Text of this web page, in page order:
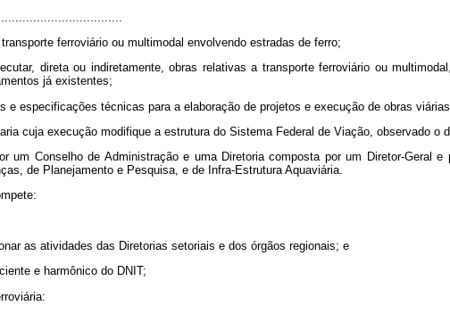
ferroviário ou multimodal envolvendo estradas de ferro;
direta ou indiretamente, obras relativas a transporte ferroviário ou
já existentes;
e especificações técnicas para a elaboração de projetos e execução de obras
cuja execução modifique a estrutura do Sistema Federal de Viação, observado o
um Conselho de Administração e uma Diretoria composta por um Diretor-Geral
de Planejamento e Pesquisa, e de Infra-Estrutura Aquaviária.
as atividades das Diretorias setoriais e dos órgãos regionais; e
e harmônico do DNIT;